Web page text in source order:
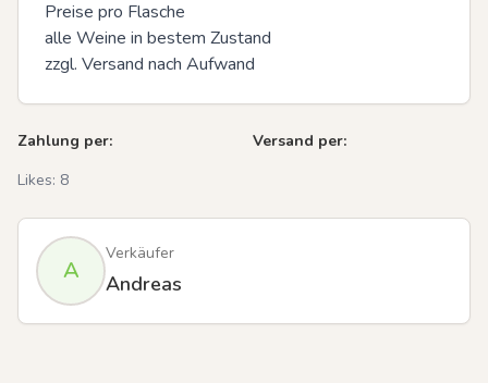
Preise pro Flasche
alle Weine in bestem Zustand
zzgl. Versand nach Aufwand
Zahlung per:
Versand per:
Likes: 8
A
Verkäufer
Andreas